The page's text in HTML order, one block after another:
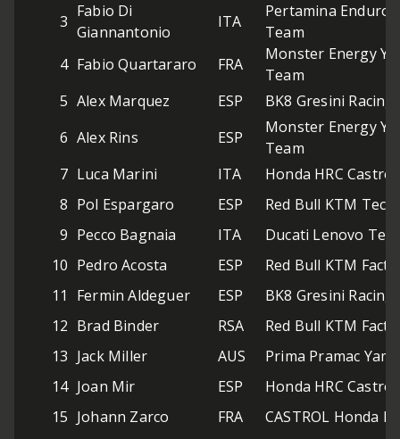
3
Fabio Di
Giannantonio
ITA
Pertamina Enduro
Team
4 Fabio Quartararo FRA
Monster Energy
Team
5 Alex Marquez ESP
BK8 Gresini
6 Alex Rins ESP
Monster Energy
Team
7 Luca Marini ITA
Honda HRC Castrol
8 Pol Espargaro ESP
Red Bull KTM
9 Pecco Bagnaia ITA
Ducati Lenovo
10 Pedro Acosta ESP
Red Bull KTM
11
Fermin Aldeguer ESP
BK8 Gresini
12 Brad Binder RSA
Red Bull KTM
13 Jack Miller AUS
Prima Pramac
14 Joan Mir ESP
Honda HRC Castrol
15 Johann Zarco FRA
CASTROL Honda